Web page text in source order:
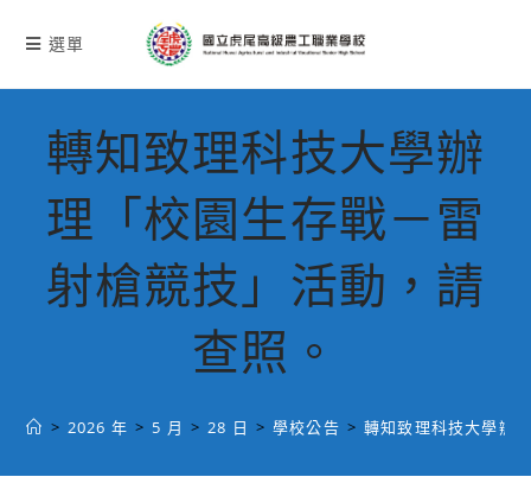
選單
轉知致理科技大學辦
理「校園生存戰－雷
射槍競技」活動，請
查照。
> 2026 年 > 5 月 > 28 日 > 學校公告 > 轉知致理科技大學辦